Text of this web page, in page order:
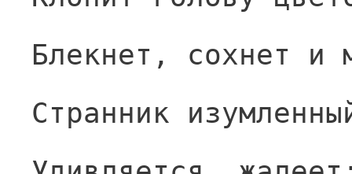
Блекнет, сохнет и
Странник